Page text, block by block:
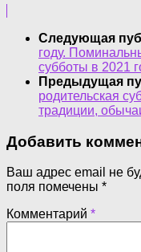
Следующая
году.
субботы в 2021
Предыдущая
родительская
традиции,
Добавить
Ваш адрес email не
поля помечены *
Комментарий *